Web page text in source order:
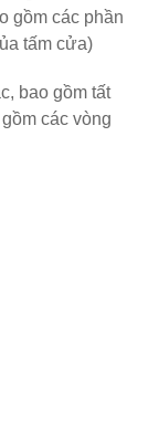
gồm các phần
tấm cửa)
bao gồm tất
các vòng